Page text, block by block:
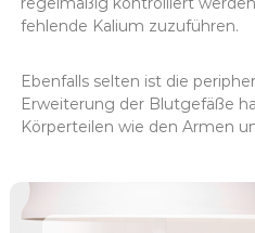
fehlende Kalium zuzuführen.
Ebenfalls selten ist die
Erweiterung der Blutgefäße
Körperteilen wie den Armen